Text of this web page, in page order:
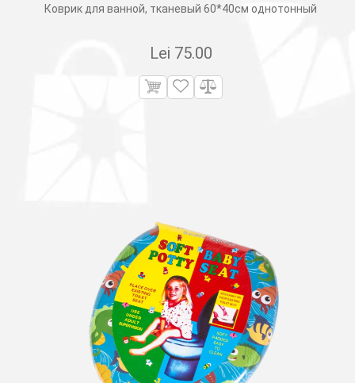
Коврик для ванной, тканевый 60*40см однотонный
Lei 75.00